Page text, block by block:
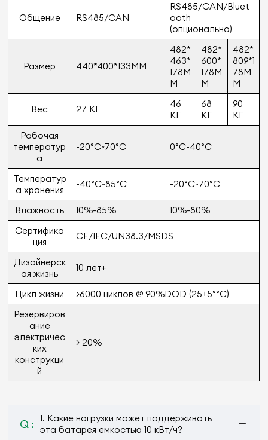
Общение RS485/CAN
RS485/CAN/Bluet
ooth
(опционально)
Размер 440*400*133MM
482*
463*
178M
M
482*
600*
178M
M
482*
809*1
78M
M
Вес 27 КГ
46
КГ
68
КГ
90
КГ
Рабочая
температур
а
-20°C~70°C 0°C-40°C
Температур
а хранения
-40°C~85°C -20°C~70°C
Влажность 10%-85%
10%-80%
Сертифика
ция
CE/IEC/UN38.3/MSDS
Дизайнерск
ая жизнь
10 лет+
Цикл жизни
>6000 циклов @ 90%DOD (25±5°°C)
Резервиров
ание
электричес
ких
конструкци
й
> 20%
Q :
1. Какие нагрузки может поддерживать
эта батарея емкостью 10 кВт/ч?